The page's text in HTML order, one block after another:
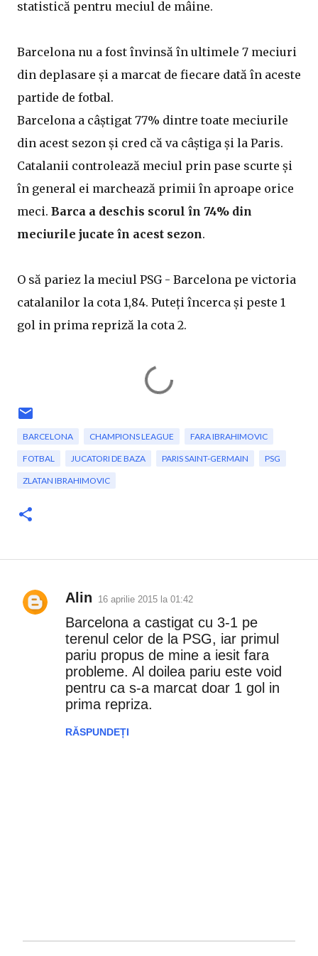
statistică pentru meciul de mâine.
Barcelona nu a fost învinsă în ultimele 7 meciuri
din deplasare și a marcat de fiecare dată în aceste
partide de fotbal.
Barcelona a câștigat 77% dintre toate meciurile
din acest sezon și cred că va câștiga și la Paris.
Catalanii controlează meciul prin pase scurte și
în general ei marchează primii în aproape orice
meci. Barca a deschis scorul în 74% din
meciurile jucate în acest sezon.
O să pariez la meciul PSG - Barcelona pe victoria
catalanilor la cota 1,84. Puteți încerca și peste 1
gol in prima repriză la cota 2.
BARCELONA CHAMPIONS LEAGUE FARA IBRAHIMOVIC
FOTBAL JUCATORI DE BAZA PARIS SAINT-GERMAIN PSG
ZLATAN IBRAHIMOVIC
C
Alin 16 aprilie 2015 la 01:42
Barcelona a castigat cu 3-1 pe
terenul celor de la PSG, iar primul
pariu propus de mine a iesit fara
probleme. Al doilea pariu este void
pentru ca s-a marcat doar 1 gol in
prima repriza.
RĂSPUNDEȚI